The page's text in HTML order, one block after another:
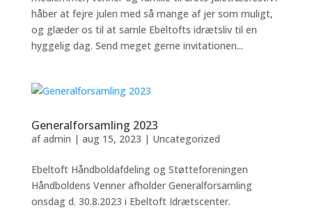
håber at fejre julen med så mange af jer som muligt,
og glæder os til at samle Ebeltofts idrætsliv til en
hyggelig dag. Send meget gerne invitationen...
Generalforsamling 2023
afadmin | aug 15, 2023 | Uncategorized
Ebeltoft Håndboldafdeling og Støtteforeningen
Håndboldens Venner afholder Generalforsamling
onsdag d. 30.8.2023 i Ebeltoft Idrætscenter.